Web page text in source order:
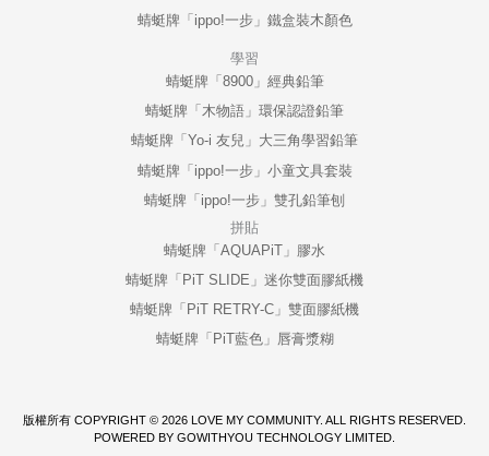
蜻蜓牌「ippo!一步」鐵盒裝木顏色
學習
蜻蜓牌「8900」經典鉛筆
蜻蜓牌「木物語」環保認證鉛筆
蜻蜓牌「Yo-i 友兒」大三角學習鉛筆
蜻蜓牌「ippo!一步」小童文具套裝
蜻蜓牌「ippo!一步」雙孔鉛筆刨
拼貼
蜻蜓牌「AQUAPiT」膠水
蜻蜓牌「PiT SLIDE」迷你雙面膠紙機
蜻蜓牌「PiT RETRY-C」雙面膠紙機
蜻蜓牌「PiT藍色」唇膏漿糊
版權所有 COPYRIGHT © 2026 LOVE MY COMMUNITY. ALL RIGHTS RESERVED.
POWERED BY GOWITHYOU TECHNOLOGY LIMITED.